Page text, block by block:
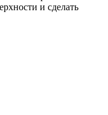
и сделать